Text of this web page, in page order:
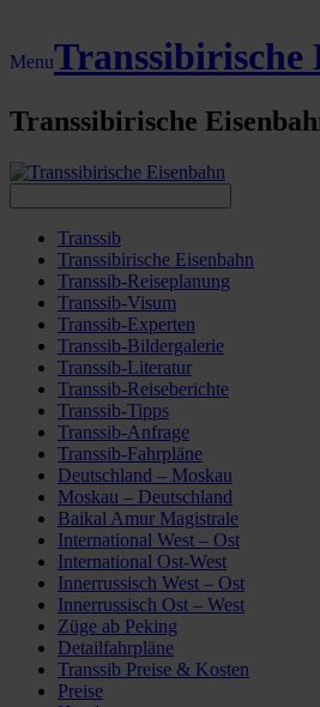
MenuTranssibirische
Transsibirische
Transsib
Transsibirische Eisenbahn
Transsib-Reiseplanung
Transsib-Visum
Transsib-Experten
Transsib-Bildergalerie
Transsib-Literatur
Transsib-Reiseberichte
Transsib-Tipps
Transsib-Anfrage
Transsib-Fahrpläne
Deutschland – Moskau
Moskau – Deutschland
Baikal Amur Magistrale
International West – Ost
International Ost-West
Innerrussisch West – Ost
Innerrussisch Ost – West
Züge ab Peking
Detailfahrpläne
Transsib Preise & Kosten
Preise